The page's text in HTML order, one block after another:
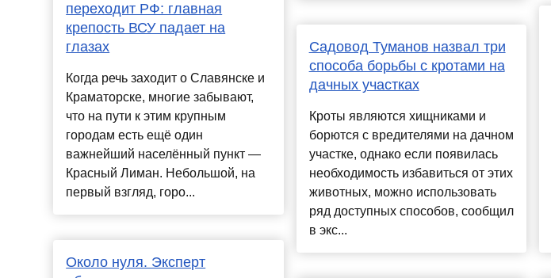
переходит РФ: главная
крепость ВСУ падает на
глазах
Когда речь заходит о Славянске и
Краматорске, многие забывают,
что на пути к этим крупным
городам есть ещё один
важнейший населённый пункт —
Красный Лиман. Небольшой, на
первый взгляд, горо...
Около нуля. Эксперт
Садовод Туманов назвал три
способа борьбы с кротами на
дачных участках
Кроты являются хищниками и
борются с вредителями на дачном
участке, однако если появилась
необходимость избавиться от этих
животных, можно использовать
ряд доступных способов, сообщил
в экс...